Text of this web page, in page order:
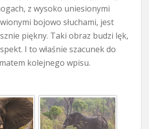
z wysoko uniesionymi
bojowo słuchami, jest
piękny. Taki obraz budzi lęk,
I to właśnie szacunek do
kolejnego wpisu.